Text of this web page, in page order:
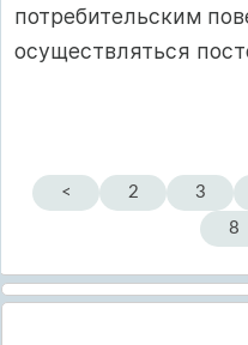
потребительским
осуществляться
< 2 3
8